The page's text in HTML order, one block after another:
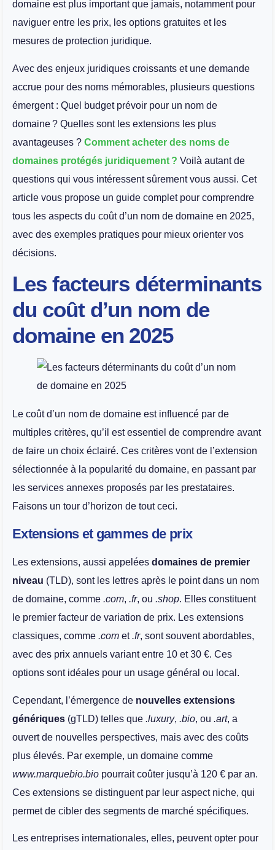
domaine est plus important que jamais, notamment pour
naviguer entre les prix, les options gratuites et les
mesures de protection juridique.
Avec des enjeux juridiques croissants et une demande
accrue pour des noms mémorables, plusieurs questions
émergent : Quel budget prévoir pour un nom de
domaine ? Quelles sont les extensions les plus
avantageuses ? Comment acheter des noms de
domaines protégés juridiquement ? Voilà autant de
questions qui vous intéressent sûrement vous aussi. Cet
article vous propose un guide complet pour comprendre
tous les aspects du coût d’un nom de domaine en 2025,
avec des exemples pratiques pour mieux orienter vos
décisions.
Les facteurs déterminants
du coût d’un nom de
domaine en 2025
Le coût d’un nom de domaine est influencé par de
multiples critères, qu’il est essentiel de comprendre avant
de faire un choix éclairé. Ces critères vont de l’extension
sélectionnée à la popularité du domaine, en passant par
les services annexes proposés par les prestataires.
Faisons un tour d’horizon de tout ceci.
Extensions et gammes de prix
Les extensions, aussi appelées domaines de premier
niveau (TLD), sont les lettres après le point dans un nom
de domaine, comme .com, .fr, ou .shop. Elles constituent
le premier facteur de variation de prix. Les extensions
classiques, comme .com et.fr, sont souvent abordables,
avec des prix annuels variant entre 10 et 30 €. Ces
options sont idéales pour un usage général ou local.
Cependant, l’émergence de nouvelles extensions
génériques (gTLD) telles que .luxury, .bio, ou .art, a
ouvert de nouvelles perspectives, mais avec des coûts
plus élevés. Par exemple, un domaine comme
www.marquebio.bio pourrait coûter jusqu’à 120 € par an.
Ces extensions se distinguent par leur aspect niche, qui
permet de cibler des segments de marché spécifiques.
Les entreprises internationales, elles, peuvent opter pour